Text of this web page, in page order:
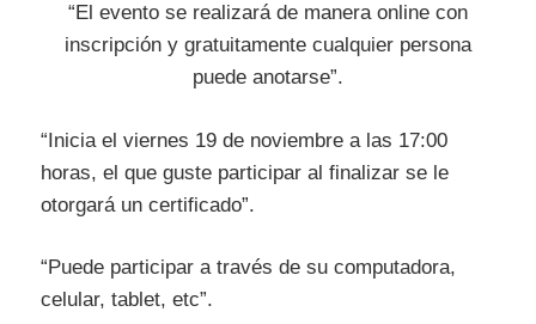
“El evento se realizará de manera online con
inscripción y gratuitamente cualquier persona
puede anotarse”.
“Inicia el viernes 19 de noviembre a las 17:00
horas, el que guste participar al finalizar se le
otorgará un certificado”.
“Puede participar a través de su computadora,
celular, tablet, etc”.